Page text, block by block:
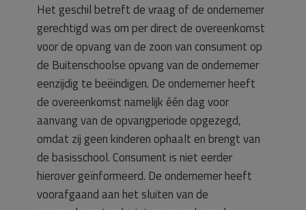
Het geschil betreft de vraag of de ondernemer
gerechtigd was om per direct de overeenkomst
voor de opvang van de zoon van consument op
de Buitenschoolse opvang van de ondernemer
eenzijdig te beëindigen. De ondernemer heeft
de overeenkomst namelijk één dag voor
aanvang van de opvangperiode opgezegd,
omdat zij geen kinderen ophaalt en brengt van
de basisschool. Consument is niet eerder
hierover geïnformeerd. De ondernemer heeft
voorafgaand aan het sluiten van de